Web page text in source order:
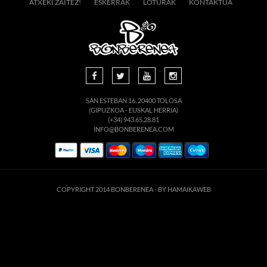
ATXEKI ZAITEZ! ESKERRAK LOTURAK KONTAKTUA
SAN ESTEBAN 16, 20400 TOLOSA
(GIPUZKOA - EUSKAL HERRIA)
(+34) 943.65.28.81
INFO@BONBERENEA.COM
COPYRIGHT 2014 BONBERENEA - BY HAMAIKAWEB